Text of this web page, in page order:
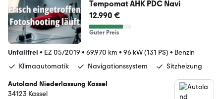
Tempomat AHK PDC Navi
12.990 €
Guter Preis
Unfallfrei • EZ 05/2019 • 69.970 km • 96 kW (131 PS) • Benzin
Klimaautomatik
Navigationssystem Sitzheizung
Autoland Niederlassung Kassel
34123 Kassel